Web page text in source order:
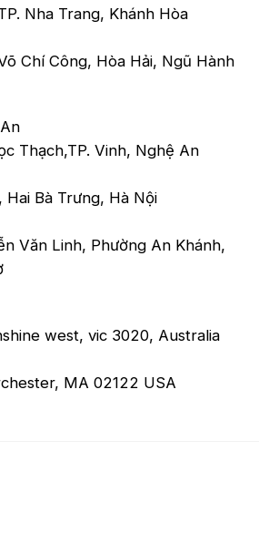
Nha Trang, Khánh Hòa
Chí Công, Hòa Hải, Ngũ Hành
Thạch,TP. Vinh, Nghệ An
Bà Trưng, Hà Nội
Văn Linh, Phường An Khánh,
west, vic 3020, Australia
MA 02122 USA